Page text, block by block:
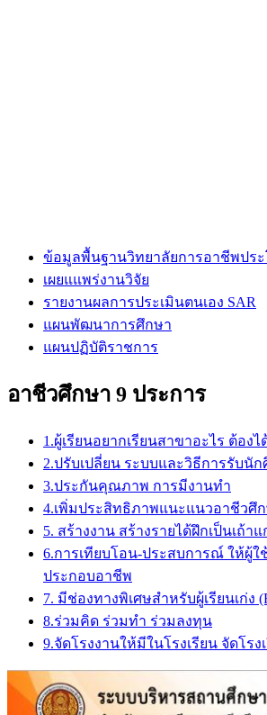
ข้อมูลพื้นฐานวิทยาลัยการอาชีพปร
เผยแแพร่งานวิจัย
รายงานผลการประเมินตนเอง SAR
แผนพัฒนาการศึกษา
แผนปฏิบัติราชการ
อาชีวศึกษา 9 ประการ
1.ผู้เรียนอยากเรียนสาขาอะไร ต้อง
2.ปรับเปลี่ยน ระบบและวิธีการรับนั
3.ประกันคุณภาพ การมีงานทำ
4.เพิ่มประสิทธิภาพแนะแนวอาชีวศึ
5. สร้างงาน สร้างรายได้ฝึกเป็นเถ้าแ
6.การเทียบโอน-ประสบการณ์ ให้ผู้ใ
ประกอบอาชีพ
7. มีช่องทางพิเศษสำหรับผู้เรียนเก่ง
8.ร่วมคิด ร่วมทำ ร่วมลงทุน
9.จัดโรงงานให้มีในโรงเรียน จัดโร